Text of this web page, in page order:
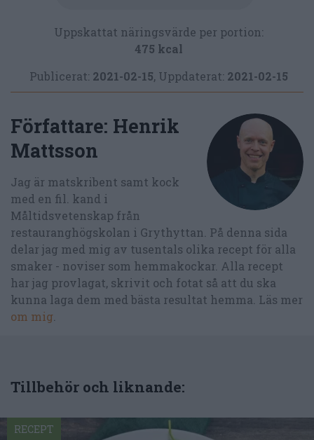
Uppskattat näringsvärde per portion:
475 kcal
Publicerat: 2021-02-15, Uppdaterat: 2021-02-15
Författare: Henrik
Mattsson
Jag är matskribent samt kock
med en fil. kand i
Måltidsvetenskap från
restauranghögskolan i Grythyttan. På denna sida
delar jag med mig av tusentals olika recept för alla
smaker - noviser som hemmakockar. Alla recept
har jag provlagat, skrivit och fotat så att du ska
kunna laga dem med bästa resultat hemma. Läs mer
om mig.
Tillbehör och liknande:
RECEPT